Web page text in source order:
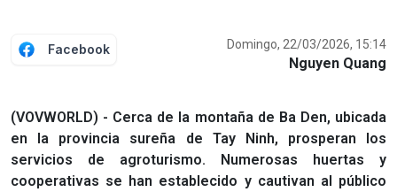
Facebook Domingo, 22/03/2026, 15:14
Nguyen Quang
(VOVWORLD) - Cerca de la montaña de Ba Den, ubicada
en la provincia sureña de Tay Ninh, prosperan los
servicios de agroturismo. Numerosas huertas y
cooperativas se han establecido y cautivan al público